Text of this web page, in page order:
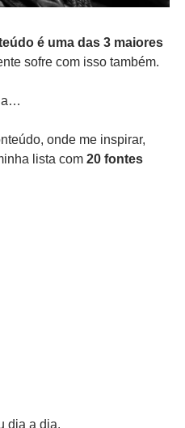
é uma das 3 maiores
sofre com isso também.
onde me inspirar,
lista com 20 fontes
dia a dia.